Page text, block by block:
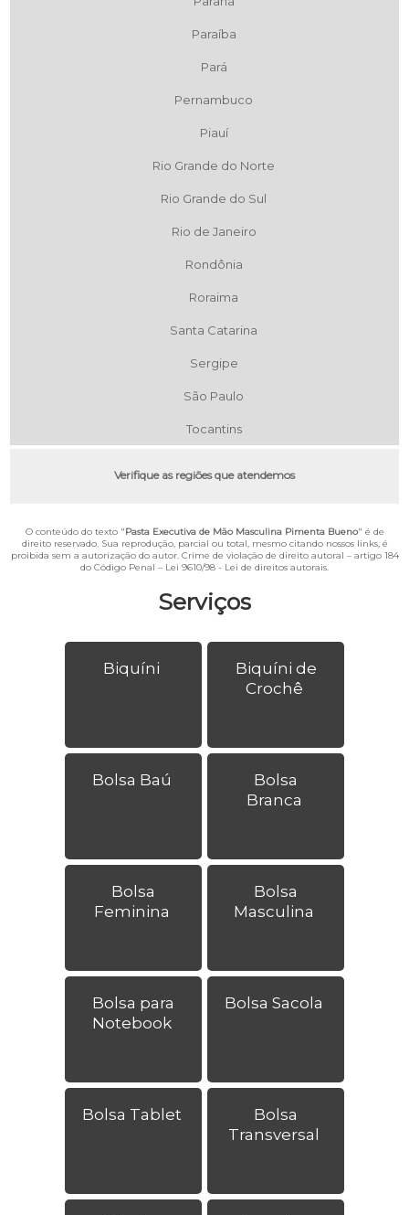
Serviços
Biquíni
Biquíni de
Crochê
Bolsa Baú
Bolsa
Branca
Bolsa
Feminina
Bolsa
Masculina
Bolsa para
Notebook
Bolsa Sacola
Bolsa Tablet
Bolsa
Transversal
Paraíba
Pará
Pernambuco
Piauí
Rio Grande do Norte
Rio Grande do Sul
Rio de Janeiro
Rondônia
Roraima
Santa Catarina
Sergipe
São Paulo
Tocantins
Verifique as regiões que atendemos
O conteúdo do texto "Pasta Executiva de Mão Masculina Pimenta Bueno" é de
direito reservado. Sua reprodução, parcial ou total, mesmo citando nossos links, é
proibida sem a autorização do autor. Crime de violação de direito autoral – artigo 184
do Código Penal – Lei 9610/98 - Lei de direitos autorais.